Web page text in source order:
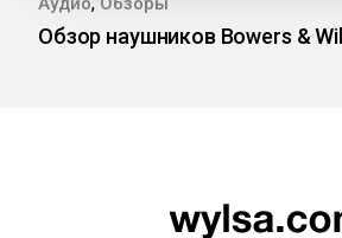
Обзор наушников Bowers &